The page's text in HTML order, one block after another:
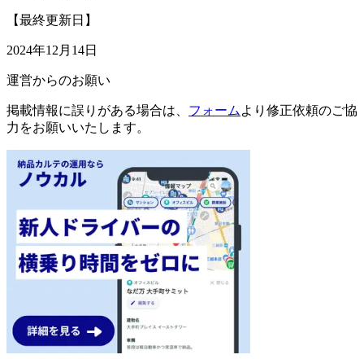
【最終更新日】
2024年12月14日
運営からのお願い
掲載情報に誤りがある場合は、 フォーム より修正依頼のご協
力をお願いいたします。